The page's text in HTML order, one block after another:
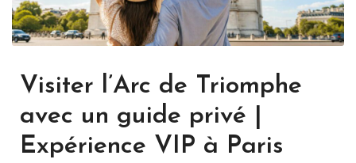
Visiter l’Arc de Triomphe
avec un guide privé |
Expérience VIP à Paris